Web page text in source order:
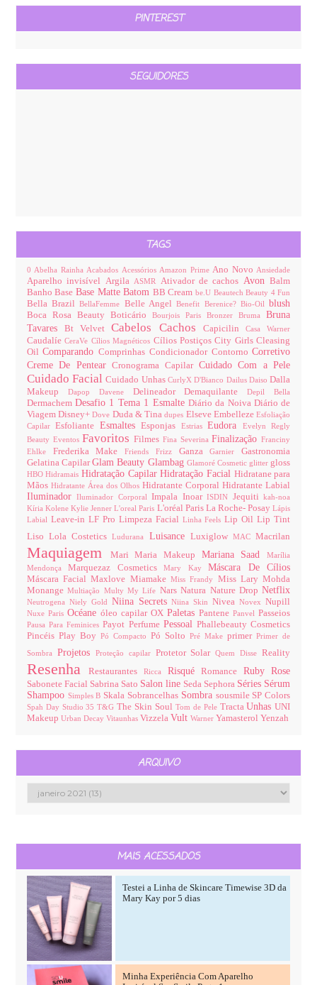
PINTEREST
SEGUIDORES
TAGS
0 Abelha Rainha Acabados Acessórios Amazon Prime Ano Novo Ansiedade
Aparelho invisível Argila ASMR Ativador de cachos AvonBalm
BanhoBase Base MatteBatom BB Cream be.U BeautechBeauty 4 Fun
Bella BrazilBellaFemme Belle AngelBenefit Berenice? Bio-Oil blush
Boca Rosa Beauty BoticárioBourjois ParisBronzerBruma Bruna
Tavares Bt VelvetCabelos Cachos CapicilinCasa Warner
CaudalíeCeraVe Cílios Magnéticos Cílios PostiçosCity GirlsCleasing
OilComparandoComprinhas Condicionador ContornoCorretivo
Creme De PentearCronograma Capilar Cuidado Com a Pele
Cuidado FacialCuidado UnhasCurlyXD'Bianco Dailus DaisoDalla
Makeup
Dapop Davene DelineadorDemaquilanteDepil Bella
DermachemDesafio 1 Tema 1 Esmalte Diário da Noiva Diário de
ViagemDisney+Dove Duda & Tinadupes ElseveEmbellezeEsfoliação
CapilarEsfoliante EsmaltesEsponjas Estrias Eudora
Evelyn Regly
Beauty Eventos FavoritosFilmes Fina Severina FinalizaçãoFranciny
Ehlke Frederika MakeFriends Frizz GanzaGarnierGastronomia
Gelatina CapilarGlam Beauty Glambag Glamoré Cosmeticglitter gloss
HBOHidramais Hidratação CapilarHidratação Facial Hidratane para
Mãos Hidratante Área dos OlhosHidratante CorporalHidratante Labial
IluminadorIluminador CorporalImpala InoarISDIN Jequitikah-noa
Kíria KoleneKylie JennerL'oreal Paris L'oréal Paris La Roche- PosayLápis
Labial Leave-in LF Pro Limpeza Facial Linha FeelsLip OilLip Tint
Liso Lola CosteticsLudurana Luisance LuxiglowMACMacrilan
Maquiagem Mari Maria Makeup Mariana SaadMarília
MendonçaMarquezaz CosmeticsMary Kay Máscara De Cílios
Máscara FacialMaxlove MiamakeMiss Frandy Miss LaryMohda
MonangeMultiação Multy My Life NarsNatura Nature DropNetflix
Neutrogena Niely Gold Niina SecretsNiina SkinNiveaNovexNupill
Nuxe Paris Océane óleo capilarOXPaletasPantenePanvelPasseios
Pausa Para FeminicesPayot Perfume PessoalPhallebeauty Cosmetics
Pincéis Play Boy Pó Compacto Pó SoltoPré MakeprimerPrimer de
Sombra Projetos Proteção capilar Protetor SolarQuem DisseReality
ResenhaRestaurantes Ricca RisquéRomance Ruby Rose
Sabonete Facial Sabrina Sato Salon line Seda Sephora Séries Sérum
Shampoo Simples B Skala Sobrancelhas Sombra sousmile SP Colors
Spah Day Studio 35T&GThe Skin Soul Tom de Pele TractaUnhasUNI
Makeup Urban Decay Vitaunhas Vizzela Vult Warner Yamasterol Yenzah
ARQUIVO
MAIS ACESSADOS
Testei a Linha de Skincare Timewise 3D da
Mary Kay por 5 dias
Minha Experiência Com Aparelho